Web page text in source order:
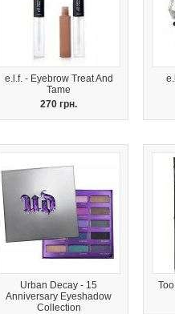
e.l.f. - Eyebrow Treat And
Tame
270 грн.
Urban Decay - 15
Anniversary Eyeshadow
Collection